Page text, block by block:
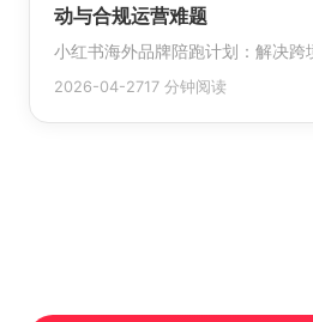
动与合规运营难题
小红书海外品牌陪跑计划：解决跨
2026-04-2717 分钟阅读